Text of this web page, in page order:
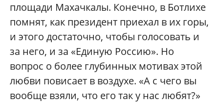
площади Махачкалы. Конечно, в Ботлихе
помнят, как президент приехал в их горы,
и этого достаточно, чтобы голосовать и
за него, и за «Единую Россию». Но
вопрос о более глубинных мотивах этой
любви повисает в воздухе. «А с чего вы
вообще взяли, что его так у нас любят?»